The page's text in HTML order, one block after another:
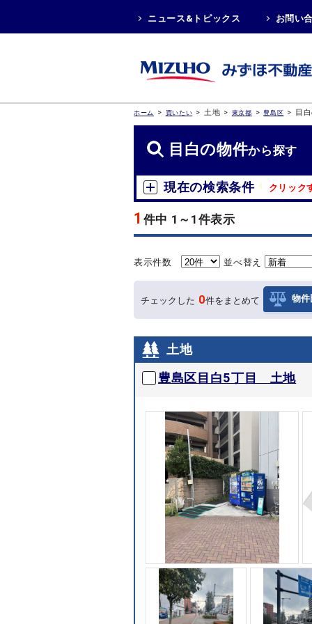
ニュース&トピックス お問い
ホーム > 買いたい > 土地 > 東京都 > 豊島区 > 目
目白の物件から探す
現在の検索条件 クリック
1 件中 1～1件表示
表示件数 並べ替え
チェックした 0件をまとめて 物件
土地
豊島区目白5丁目 土地